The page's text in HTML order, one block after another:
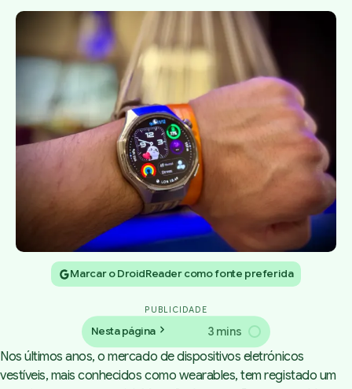
Marcar o DroidReader como fonte preferida
PUBLICIDADE
Nesta página 3 mins
Nos últimos anos, o mercado de dispositivos eletrónicos
vestíveis, mais conhecidos como wearables, tem registado um